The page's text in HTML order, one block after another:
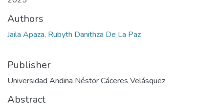
Authors
Jaila Apaza, Rubyth Danithza De La Paz
Publisher
Universidad Andina Néstor Cáceres Velásquez
Abstract